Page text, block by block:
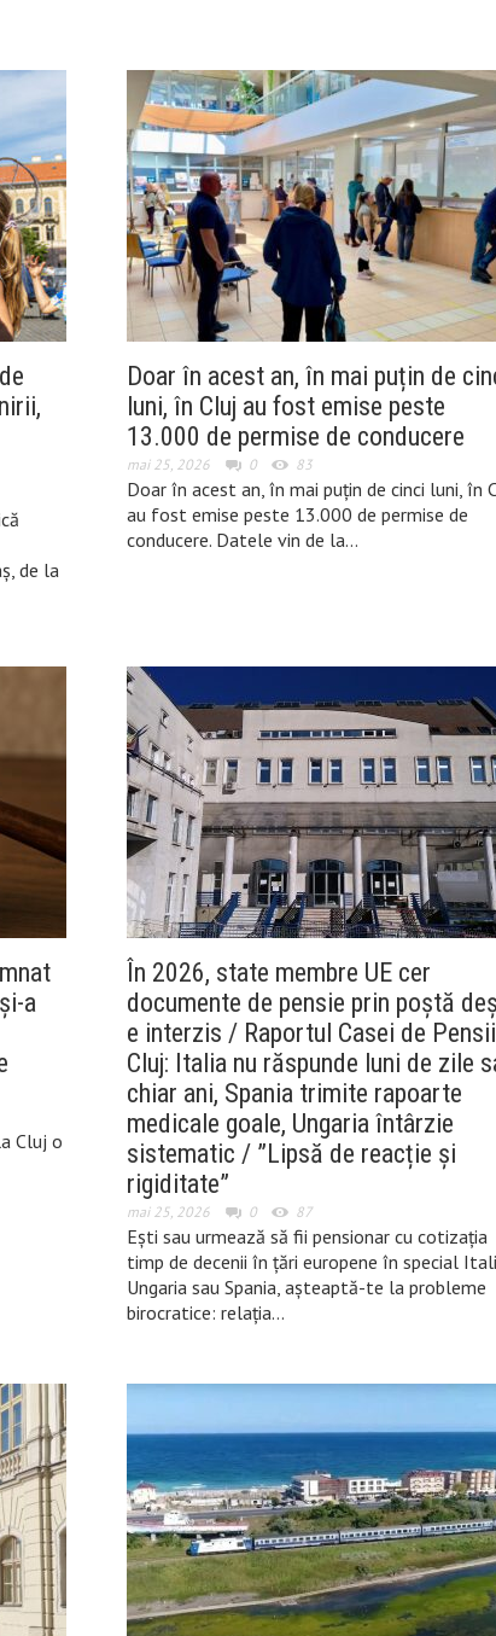
de la
Doar în acest an, în mai puțin de
luni, în Cluj au fost emise peste
13.000 de permise de conducere
mai 25, 2026 0 83
Doar în acest an, în mai puțin de cinci luni, în
au fost emise peste 13.000 de permise de
conducere. Datele vin de la…
a
Cluj o
În 2026, state membre UE cer
documente de pensie prin poștă
e interzis / Raportul Casei de Pensii
Cluj: Italia nu răspunde luni de zile
chiar ani, Spania trimite rapoarte
medicale goale, Ungaria întârzie
sistematic / ”Lipsă de reacție și
rigiditate”
mai 25, 2026 0 87
Ești sau urmează să fii pensionar cu cotizația
timp de decenii în țări europene în special
Ungaria sau Spania, așteaptă-te la probleme
birocratice: relația…